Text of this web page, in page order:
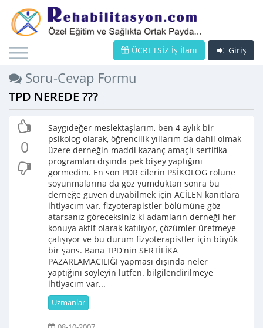
Giriş
ÜCRETSİZ İş İlanı
Soru-Cevap Formu
TPD NEREDE ???
0
Saygıdeğer meslektaşlarım, ben 4 aylık bir
psikolog olarak, öğrencilik yıllarım da dahil olmak
üzere derneğin maddi kazanç amaçlı sertifika
programları dışında pek bişey yaptığını
görmedim. En son PDR cilerin PSİKOLOG rolüne
soyunmalarına da göz yumduktan sonra bu
derneğe güven duyabilmek için ACİLEN kanıtlara
ihtiyacım var. fizyoterapistler bölümüne göz
atarsanız göreceksiniz ki adamların derneği her
konuya aktif olarak katılıyor, çözümler üretmeye
çalışıyor ve bu durum fizyoterapistler için büyük
bir şans. Bana TPD'nin SERTİFİKA
PAZARLAMACILIĞI yapması dışında neler
yaptığını söyleyin lütfen. bilgilendirilmeye
ihtiyacım var...
Uzmanlar